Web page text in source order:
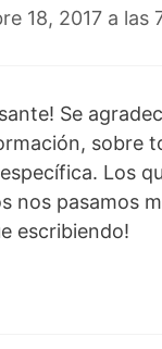
18, 2017 a las
Se
sobre
Los
nos pasamos
escribiendo!